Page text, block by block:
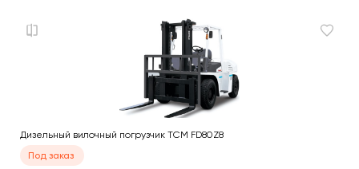
Дизельный вилочный погрузчик TCM FD80Z8
Под заказ